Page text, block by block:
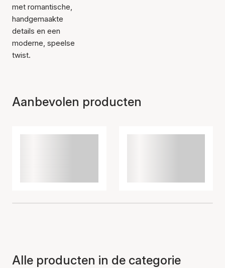
met romantische,
handgemaakte
details en een
moderne, speelse
twist.
Aanbevolen producten
Alle producten in de categorie